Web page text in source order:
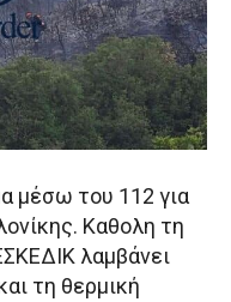
μέσω του 112 για
Καθολη τη
λαμβάνει
τη θερμική